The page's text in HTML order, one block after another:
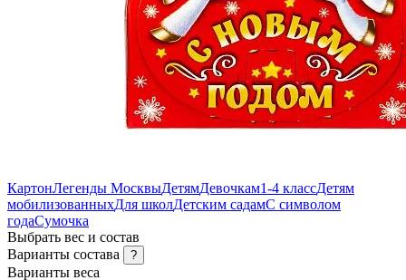
КартонЛегенды МосквыДетямДевочкам1-4 классДетям
мобилизованныхДля школДетским садамС символом
годаСумочка
Выбрать вес и состав
Варианты состава
?
Варианты веса